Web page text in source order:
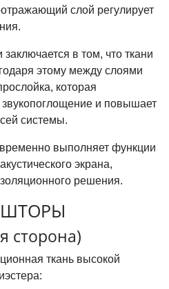
слой регулирует
в том, что ткани
этому между слоями
которая
и повышает
системы.
выполняет функции
экрана,
решения.
ШТОРЫ
сторона)
ткань высокой